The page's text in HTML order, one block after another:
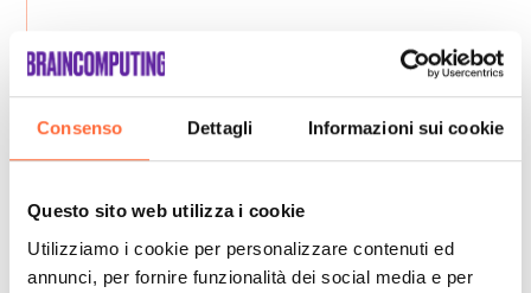
Consenso Dettagli Informazioni sui cookie
Questo sito web utilizza i cookie
Utilizziamo i cookie per personalizzare contenuti ed
annunci, per fornire funzionalità dei social media e per